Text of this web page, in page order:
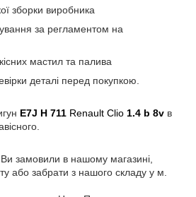
зборки виробника
за регламентом на
мастил та палива
деталі перед покупкою.
E7J H 711 Renault Clio 1.4 b 8v в
замовили в нашому магазині,
або забрати з нашого складу у м.